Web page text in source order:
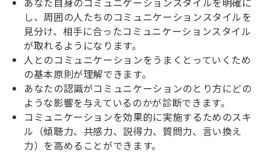
し、周囲の人たちのコミュニケーションスタイルを
見分け、相手に合ったコミュニケーションスタイル
が取れるようになります。
人とのコミュニケーションをうまくとっていくため
の基本原則が理解できます。
あなたの認識がコミュニケーションのとり方にどの
ような影響を与えているのかが診断できます。
コミュニケーションを効果的に実施するためのスキ
ル（傾聴力、共感力、説得力、質問力、言い換え
力）を高めることができます。